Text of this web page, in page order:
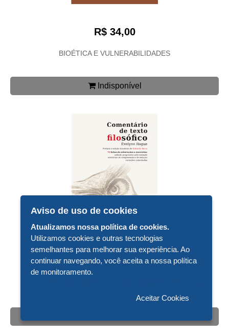
R$ 34,00
BIOÉTICA E VULNERABILIDADES
Indisponível
R$ 30,00
Aviso de uso de cookies
Atualizamos nossa política de cookies.
Utilizamos cookies e outras tecnologias
semelhantes para melhorar sua experiência. Ao
continuar navegando, você aceita a nossa política
de monitoramento.
Aceitar Cookies